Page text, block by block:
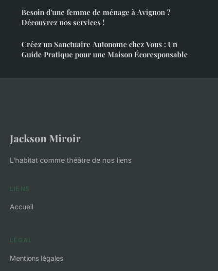
Besoin d'une femme de ménage à Avignon ?
Découvrez nos services !
Créez un Sanctuaire Autonome chez Vous : Un
Guide Pratique pour une Maison Écoresponsable
Jackson Miroir
L'habitat comme théâtre de nos liens
LIENS
Accueil
LÉGAL
Mentions légales